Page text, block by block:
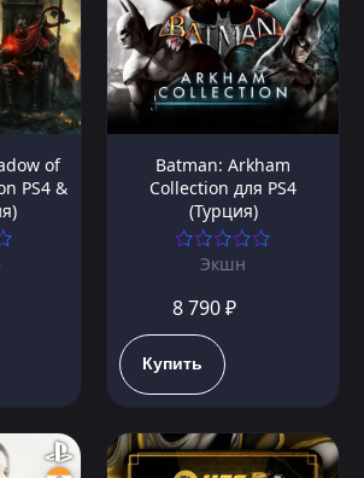
of
PS4 &
Batman: Arkham
Collection для PS4
(Турция)
Экшн
8 790 ₽
Купить